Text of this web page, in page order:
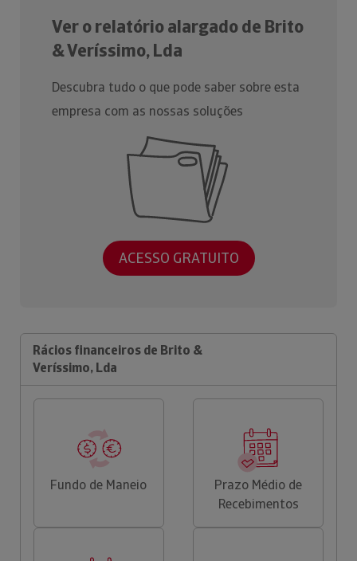
Ver o relatório alargado de Brito
& Veríssimo, Lda
Descubra tudo o que pode saber sobre esta
empresa com as nossas soluções
ACESSO GRATUITO
Rácios financeiros de Brito &
Veríssimo, Lda
Fundo de Maneio
Prazo Médio de
Recebimentos